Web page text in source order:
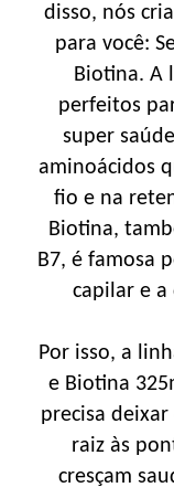
disso, nós
para você:
Biotina. A
perfeitos
super
aminoácidos
fio e na
Biotina,
B7, é famosa
capilar e
Por isso, a
e Biotina
precisa
raiz às
cresçam